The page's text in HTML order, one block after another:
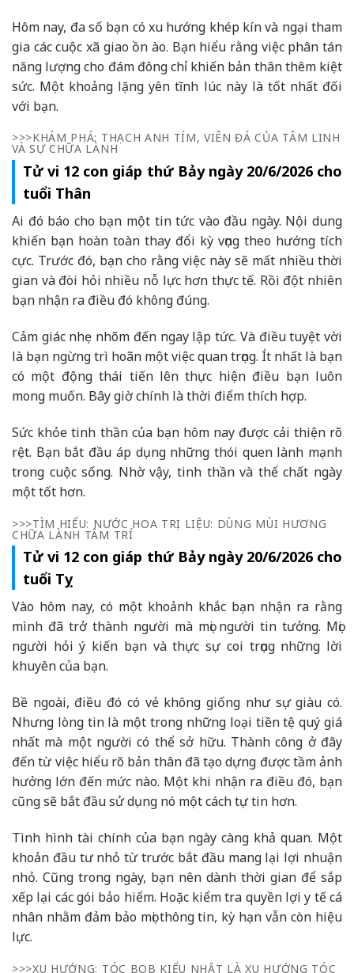
Hôm nay, đa số bạn có xu hướng khép kín và ngại tham
gia các cuộc xã giao ồn ào. Bạn hiểu rằng việc phân tán
năng lượng cho đám đông chỉ khiến bản thân thêm kiệt
sức. Một khoảng lặng yên tĩnh lúc này là tốt nhất đối
với bạn.
>>>KHÁM PHÁ: THẠCH ANH TÍM, VIÊN ĐÁ CỦA TÂM LINH
VÀ SỰ CHỮA LÀNH
Tử vi 12 con giáp thứ Bảy ngày 20/6/2026 cho
tuổi Thân
Ai đó báo cho bạn một tin tức vào đầu ngày. Nội dung
khiến bạn hoàn toàn thay đổi kỳ vọng theo hướng tích
cực. Trước đó, bạn cho rằng việc này sẽ mất nhiều thời
gian và đòi hỏi nhiều nỗ lực hơn thực tế. Rồi đột nhiên
bạn nhận ra điều đó không đúng.
Cảm giác nhẹ nhõm đến ngay lập tức. Và điều tuyệt vời
là bạn ngừng trì hoãn một việc quan trọng. Ít nhất là bạn
có một động thái tiến lên thực hiện điều bạn luôn
mong muốn. Bây giờ chính là thời điểm thích hợp.
Sức khỏe tinh thần của bạn hôm nay được cải thiện rõ
rệt. Bạn bắt đầu áp dụng những thói quen lành mạnh
trong cuộc sống. Nhờ vậy, tinh thần và thể chất ngày
một tốt hơn.
>>>TÌM HIỂU: NƯỚC HOA TRỊ LIỆU: DÙNG MÙI HƯƠNG
CHỮA LÀNH TÂM TRÍ
Tử vi 12 con giáp thứ Bảy ngày 20/6/2026 cho
tuổi Tỵ
Vào hôm nay, có một khoảnh khắc bạn nhận ra rằng
mình đã trở thành người mà mọi người tin tưởng. Mọi
người hỏi ý kiến bạn và thực sự coi trọng những lời
khuyên của bạn.
Bề ngoài, điều đó có vẻ không giống như sự giàu có.
Nhưng lòng tin là một trong những loại tiền tệ quý giá
nhất mà một người có thể sở hữu. Thành công ở đây
đến từ việc hiểu rõ bản thân đã tạo dựng được tầm ảnh
hưởng lớn đến mức nào. Một khi nhận ra điều đó, bạn
cũng sẽ bắt đầu sử dụng nó một cách tự tin hơn.
Tình hình tài chính của bạn ngày càng khả quan. Một
khoản đầu tư nhỏ từ trước bắt đầu mang lại lợi nhuận
nhỏ. Cũng trong ngày, bạn nên dành thời gian để sắp
xếp lại các gói bảo hiểm. Hoặc kiểm tra quyền lợi y tế cá
nhân nhằm đảm bảo mọi thông tin, kỳ hạn vẫn còn hiệu
lực.
>>>XU HƯỚNG: TÓC BOB KIỂU NHẬT LÀ XU HƯỚNG TÓC